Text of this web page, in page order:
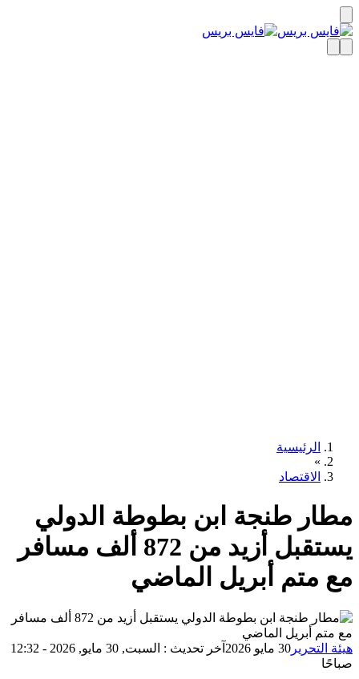
الرئيسية
الاقتصاد
طنجة ابن بطوطة الدولي
يستقبل أزيد من 872 ألف مسافر
متم أبريل الماضي
التحرير30 مايو 2026
آخر تحديث : السبت, 30 مايو, 2026 - 12:32